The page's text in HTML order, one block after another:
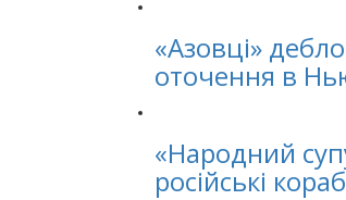
«Азовці»
оточення в
«Народний
російські